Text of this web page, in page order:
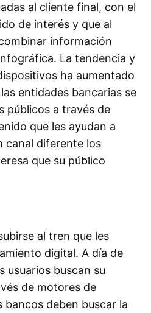
al cliente final, con el
de interés y que al
información
La tendencia y
ha aumentado
entidades bancarias se
públicos a través de
que les ayudan a
canal diferente los
que su público
al tren que les
digital. A día de
usuarios buscan su
de motores de
bancos deben buscar la